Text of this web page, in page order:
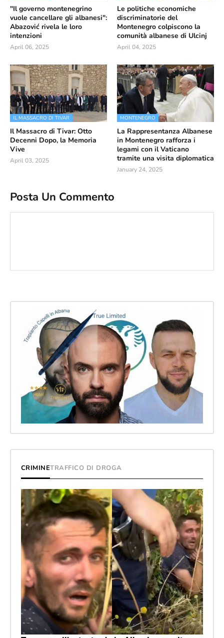
"Il governo montenegrino
vuole cancellare gli albanesi":
Abazović rivela le loro
intenzioni
April 06, 2025
Le politiche economiche
discriminatorie del
Montenegro colpiscono la
comunità albanese di Ulcinj
April 04, 2025
IL MASSACRO DI TIVAR
Il Massacro di Tivar: Otto
Decenni Dopo, la Memoria
Vive
April 03, 2025
MONTENEGRO
La Rappresentanza Albanese
in Montenegro rafforza i
legami con il Vaticano
tramite una visita diplomatica
January 24, 2025
Posta Un Commento
CRIMINETRAFFICO DI DROGA